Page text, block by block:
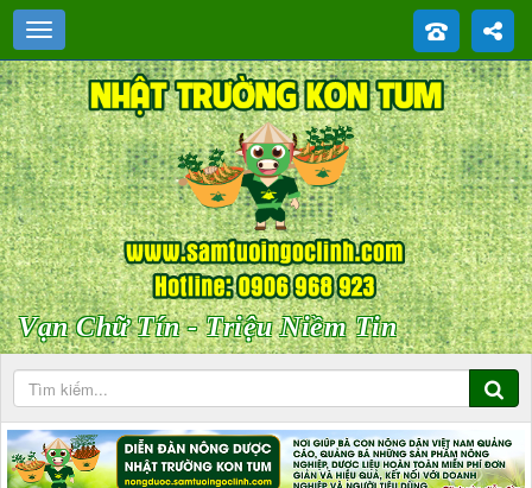
Vạn Chữ Tín - Triệu Niềm Tin